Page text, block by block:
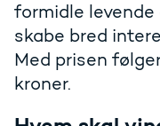
formidle
skabe bred
Med prisen
kroner.